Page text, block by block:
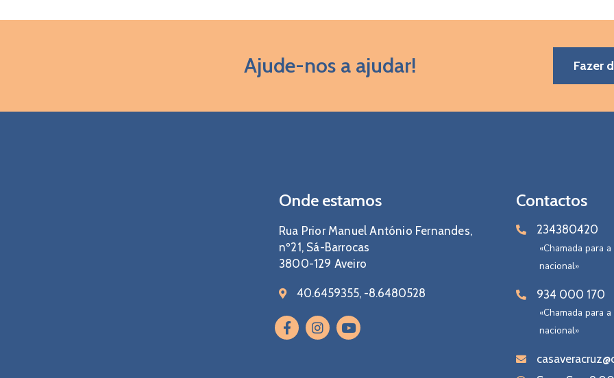
Ajude-nos a ajudar! Fazer
Onde estamos
Rua Prior Manuel António Fernandes,
nº21, Sá-Barrocas
3800-129 Aveiro
40.6459355, -8.6480528
Contactos
234380420
«Chamada para
nacional»
934 000 170
«Chamada para
nacional»